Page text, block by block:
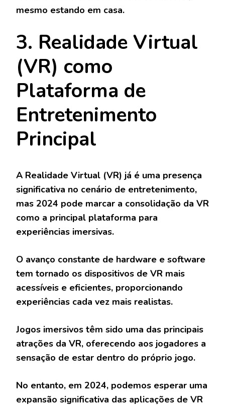
mesmo estando em casa.
3. Realidade Virtual
(VR) como
Plataforma de
Entretenimento
Principal
A Realidade Virtual (VR) já é uma presença
significativa no cenário de entretenimento,
mas 2024 pode marcar a consolidação da VR
como a principal plataforma para
experiências imersivas.
O avanço constante de hardware e software
tem tornado os dispositivos de VR mais
acessíveis e eficientes, proporcionando
experiências cada vez mais realistas.
Jogos imersivos têm sido uma das principais
atrações da VR, oferecendo aos jogadores a
sensação de estar dentro do próprio jogo.
No entanto, em 2024, podemos esperar uma
expansão significativa das aplicações de VR